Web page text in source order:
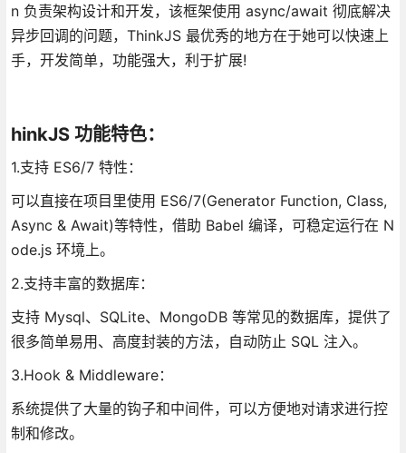
n 负责架构设计和开发，该框架使用 async/await 彻底解决
异步回调的问题，ThinkJS 最优秀的地方在于她可以快速上
手，开发简单，功能强大，利于扩展!
hinkJS 功能特色：
1.支持 ES6/7 特性：
可以直接在项目里使用 ES6/7(Generator Function, Class,
Async & Await)等特性，借助 Babel 编译，可稳定运行在 N
ode.js 环境上。
2.支持丰富的数据库：
支持 Mysql、SQLite、MongoDB 等常见的数据库，提供了
很多简单易用、高度封装的方法，自动防止 SQL 注入。
3.Hook & Middleware：
系统提供了大量的钩子和中间件，可以方便地对请求进行控
制和修改。